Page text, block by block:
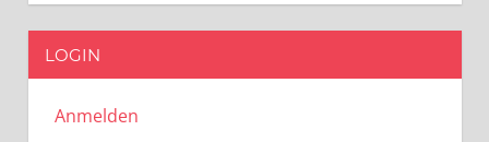
LOGIN
Anmelden